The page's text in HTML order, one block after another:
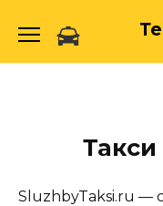
SluzhbyTaksi.ru —